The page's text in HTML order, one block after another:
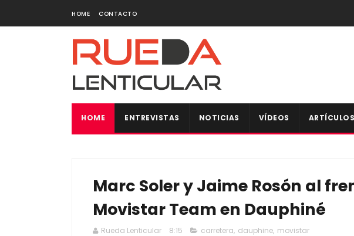
HOME CONTACTO
HOME ENTREVISTAS NOTICIAS VÍDEOS ARTÍCULOS
Marc Soler y Jaime Rosón al
Movistar Team en Dauphiné
Rueda Lenticular 8:15 carretera, dauphine, movistar